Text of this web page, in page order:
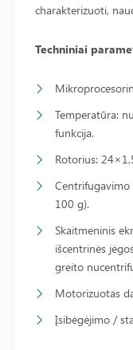
charakterizuoti,
Techniniai
Temperatūra:
funkcija.
Rotorius:
100 g).
Skaitmeninis
išcentrinės
greito
Motorizuotas
Įsibėgėjimo /